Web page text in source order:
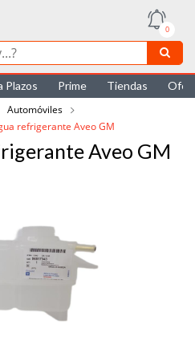
0
Plazos Prime Tiendas
Automóviles
refrigerante Aveo GM
Aveo GM